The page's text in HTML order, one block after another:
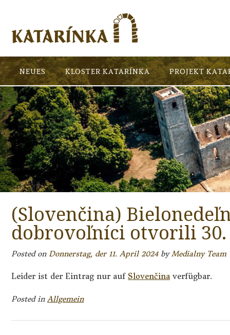
NEUES KLOSTER KATARÍNKA PROJEKT
(Slovenčina)
dobrovoľníci otvorili 30.
Posted on Donnerstag, der 11. April 2024byMedialny Team
Leider ist der Eintrag nur auf Slovenčina verfügbar.
Posted inAllgemein